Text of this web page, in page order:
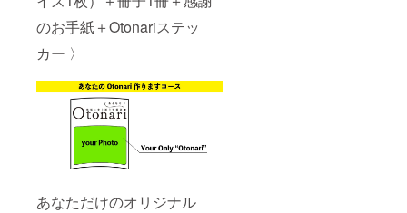
のお手紙＋Otonariステッ
カー 〉
あなただけのオリジナル